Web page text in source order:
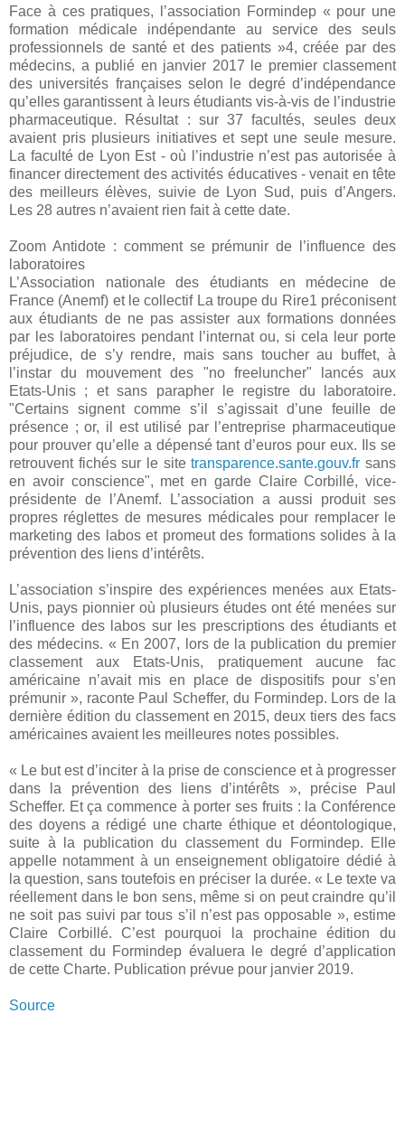
Face à ces pratiques, l’association Formindep « pour une
formation médicale indépendante au service des seuls
professionnels de santé et des patients »4, créée par des
médecins, a publié en janvier 2017 le premier classement
des universités françaises selon le degré d’indépendance
qu’elles garantissent à leurs étudiants vis-à-vis de l’industrie
pharmaceutique. Résultat : sur 37 facultés, seules deux
avaient pris plusieurs initiatives et sept une seule mesure.
La faculté de Lyon Est - où l’industrie n’est pas autorisée à
financer directement des activités éducatives - venait en tête
des meilleurs élèves, suivie de Lyon Sud, puis d’Angers.
Les 28 autres n’avaient rien fait à cette date.
Zoom Antidote : comment se prémunir de l’influence des
laboratoires
L’Association nationale des étudiants en médecine de
France (Anemf) et le collectif La troupe du Rire1 préconisent
aux étudiants de ne pas assister aux formations données
par les laboratoires pendant l’internat ou, si cela leur porte
préjudice, de s’y rendre, mais sans toucher au buffet, à
l’instar du mouvement des "no freeluncher" lancés aux
Etats-Unis ; et sans parapher le registre du laboratoire.
"Certains signent comme s’il s’agissait d’une feuille de
présence ; or, il est utilisé par l’entreprise pharmaceutique
pour prouver qu’elle a dépensé tant d’euros pour eux. Ils se
retrouvent fichés sur le sitetransparence.sante.gouv.fr sans
en avoir conscience", met en garde Claire Corbillé, vice-
présidente de l’Anemf. L’association a aussi produit ses
propres réglettes de mesures médicales pour remplacer le
marketing des labos et promeut des formations solides à la
prévention des liens d’intérêts.
L’association s’inspire des expériences menées aux Etats-
Unis, pays pionnier où plusieurs études ont été menées sur
l’influence des labos sur les prescriptions des étudiants et
des médecins. « En 2007, lors de la publication du premier
classement aux Etats-Unis, pratiquement aucune fac
américaine n’avait mis en place de dispositifs pour s’en
prémunir », raconte Paul Scheffer, du Formindep. Lors de la
dernière édition du classement en 2015, deux tiers des facs
américaines avaient les meilleures notes possibles.
« Le but est d’inciter à la prise de conscience et à progresser
dans la prévention des liens d’intérêts », précise Paul
Scheffer. Et ça commence à porter ses fruits : la Conférence
des doyens a rédigé une charte éthique et déontologique,
suite à la publication du classement du Formindep. Elle
appelle notamment à un enseignement obligatoire dédié à
la question, sans toutefois en préciser la durée. « Le texte va
réellement dans le bon sens, même si on peut craindre qu’il
ne soit pas suivi par tous s’il n’est pas opposable », estime
Claire Corbillé. C’est pourquoi la prochaine édition du
classement du Formindep évaluera le degré d’application
de cette Charte. Publication prévue pour janvier 2019.
Source